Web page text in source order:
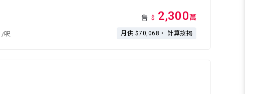
/呎
售 $ 2,300萬
月供 $70,068・ 計算按揭